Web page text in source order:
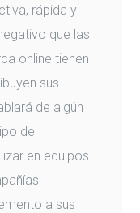
rápida y
que las
online tienen
sus
de algún
de
en equipos
a sus